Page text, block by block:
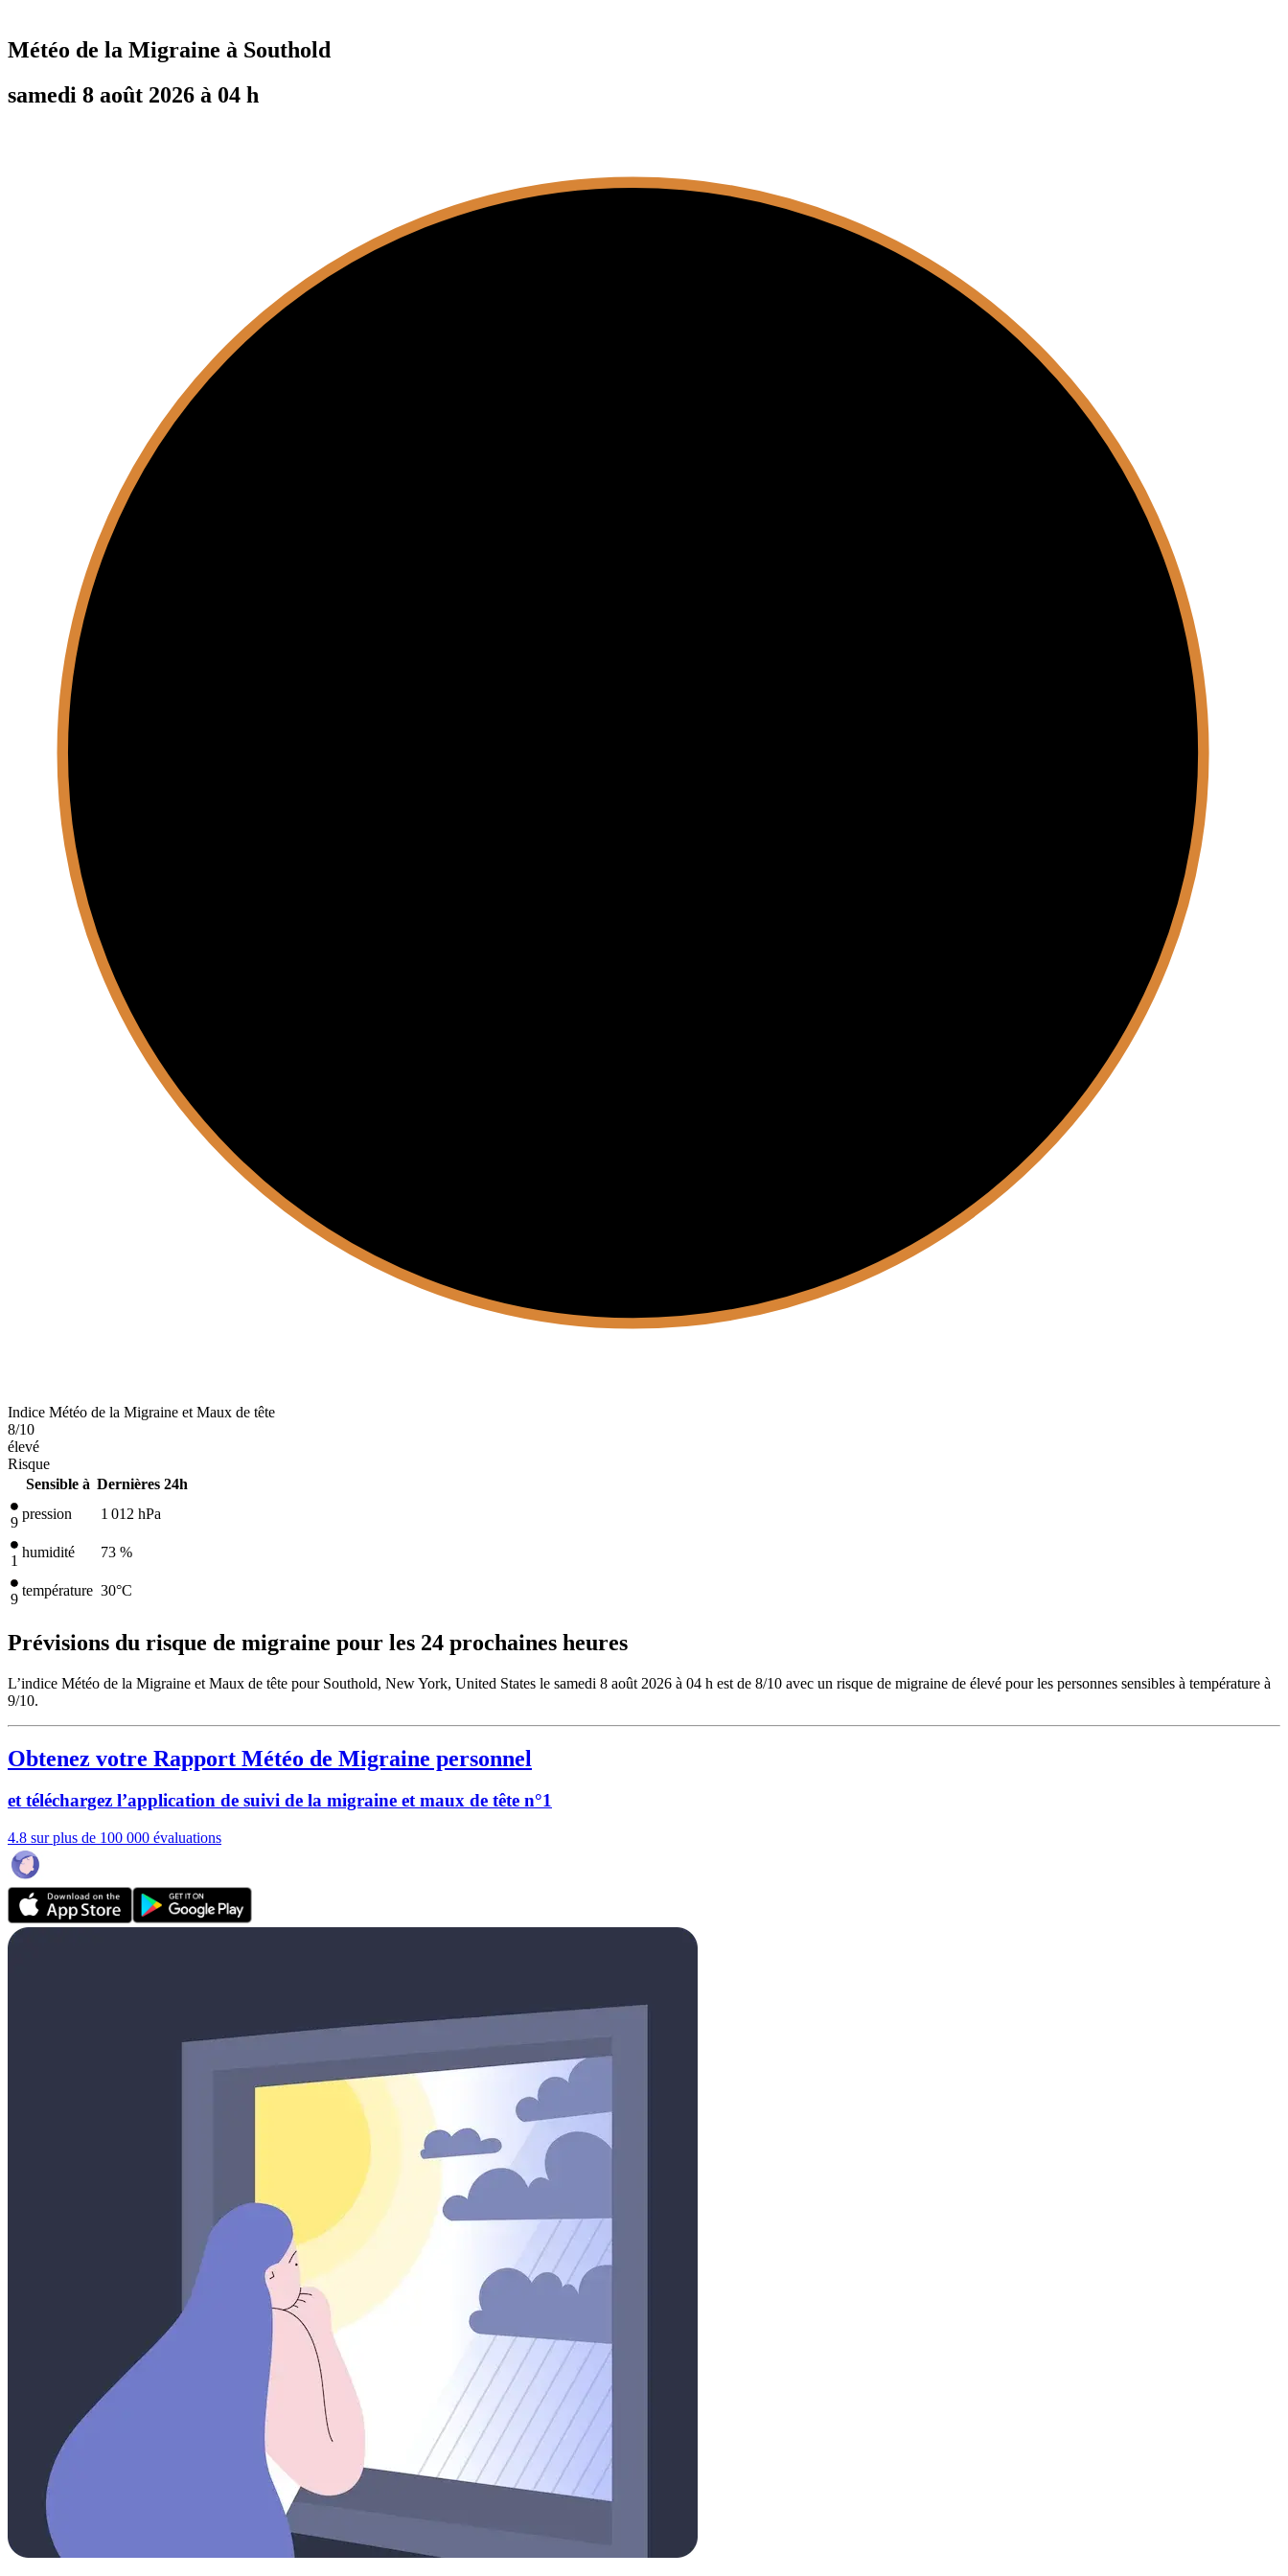
Météo de la Migraine à Southold
samedi 8 août 2026 à 04 h
Indice Météo de la Migraine et Maux de tête
8/10
élevé
Risque
Sensible à Dernières 24h
9
pression 1 012 hPa
1
humidité 73 %
9
température 30°C
Prévisions du risque de migraine pour les 24 prochaines heures
L’indice Météo de la Migraine et Maux de tête pour Southold, New York, United States le samedi 8 août 2026 à 04 h est de 8/10 avec un risque de migraine de élevé pour les personnes sensibles à température à
9/10.
Obtenez votre Rapport Météo de Migraine personnel
et téléchargez l’application de suivi de la migraine et maux de tête n°1
4.8 sur plus de 100 000 évaluations